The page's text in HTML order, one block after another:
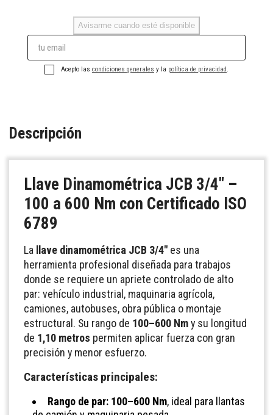
Avisarme cuando esté disponible
Acepto las condiciones generales y la política de privacidad .
Descripción
Llave Dinamométrica JCB 3/4" –
100 a 600 Nm con Certificado ISO
6789
La llave dinamométrica JCB 3/4" es una
herramienta profesional diseñada para trabajos
donde se requiere un apriete controlado de alto
par: vehículo industrial, maquinaria agrícola,
camiones, autobuses, obra pública o montaje
estructural. Su rango de 100–600 Nmy su longitud
de 1,10 metros permiten aplicar fuerza con gran
precisión y menor esfuerzo.
Características principales:
Rango de par: 100–600 Nm, ideal para llantas